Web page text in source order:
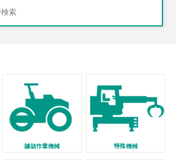
舗装作業機械 特殊機械